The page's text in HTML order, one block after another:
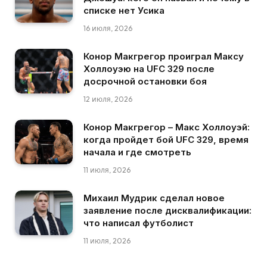
списке нет Усика
16 июля, 2026
Конор Макгрегор проиграл Максу
Холлоуэю на UFC 329 после
досрочной остановки боя
12 июля, 2026
Конор Макгрегор – Макс Холлоуэй:
когда пройдет бой UFC 329, время
начала и где смотреть
11 июля, 2026
Михаил Мудрик сделал новое
заявление после дисквалификации:
что написал футболист
11 июля, 2026